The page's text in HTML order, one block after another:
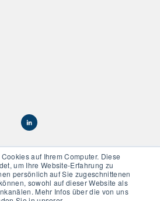
auf Ihrem Computer. Diese
um Ihre Website-Erfahrung zu
persönlich auf Sie zugeschnittenen
sowohl auf dieser Website als
Mehr Infos über die von uns
Déclaration de confidentialité